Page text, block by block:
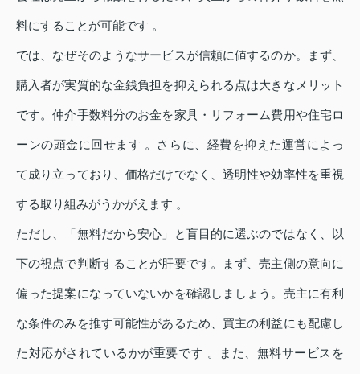
料にすることが可能です 。
では、なぜそのようなサービスが信頼に値するのか。まず、
購入者が実質的な金銭負担を抑えられる点は大きなメリット
です。仲介手数料分のお金を家具・リフォーム費用や住宅ロ
ーンの頭金に回せます 。さらに、経費を抑えた運営によっ
て成り立っており、価格だけでなく、透明性や効率性を重視
する取り組みがうかがえます 。
ただし、「無料だから安心」と盲目的に選ぶのではなく、以
下の視点で判断することが肝要です。まず、売主側の意向に
偏った提案になっていないかを確認しましょう。売主に有利
な条件のみを推す可能性があるため、買主の利益にも配慮し
た対応がされているかが重要です 。また、無料サービスを